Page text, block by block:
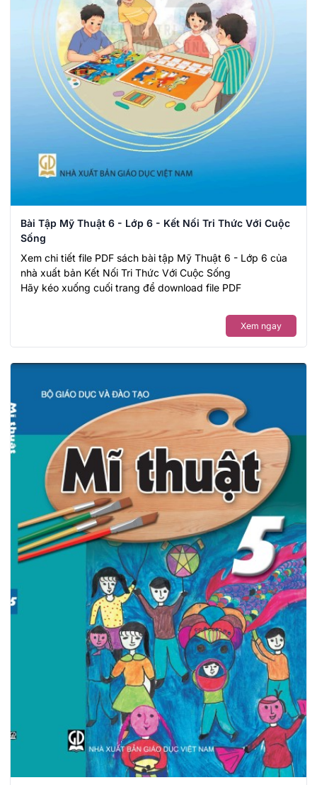
Bài Tập Mỹ Thuật 6 - Lớp 6 - Kết Nối Tri Thức Với Cuộc
Sống
Xem chi tiết file PDF sách bài tập Mỹ Thuật 6 - Lớp 6 của
nhà xuất bản Kết Nối Tri Thức Với Cuộc Sống
Hãy kéo xuống cuối trang để download file PDF
Xem ngay